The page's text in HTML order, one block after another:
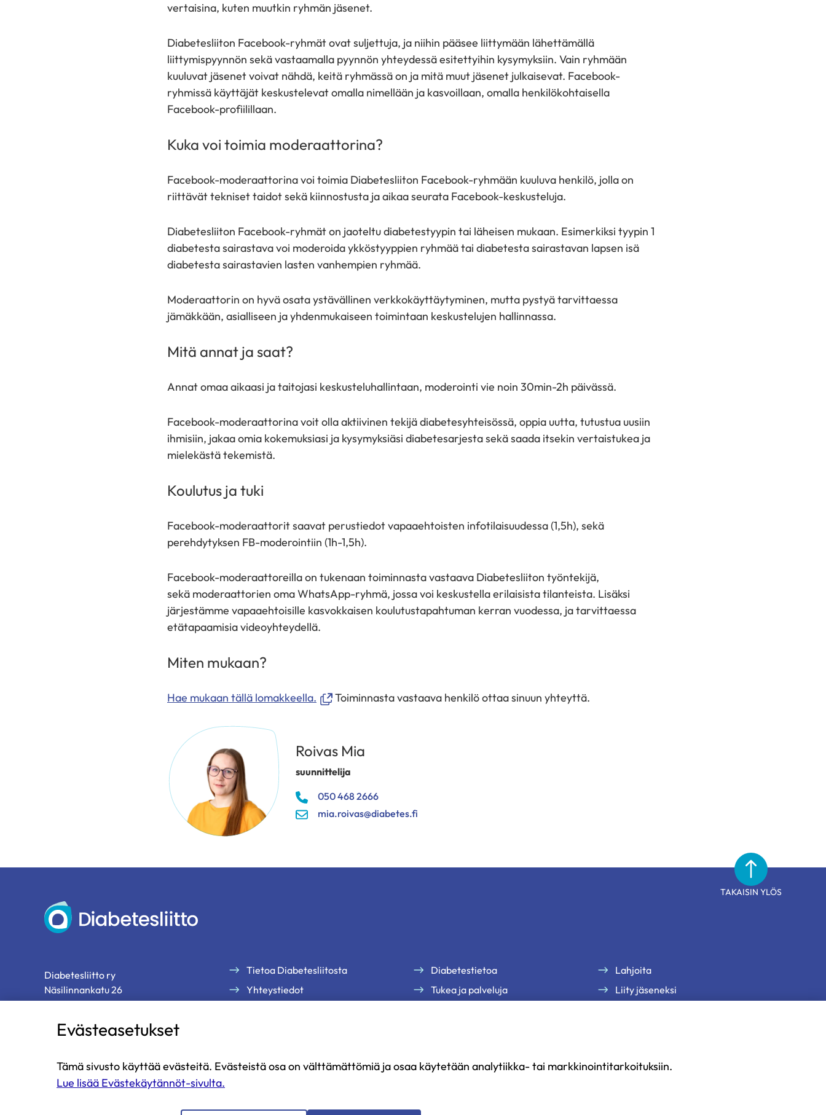
vertaisina, kuten muutkin ryhmän jäsenet.
Diabetesliiton Facebook-ryhmät ovat suljettuja, ja niihin pääsee liittymään lähettämällä
liittymispyynnön sekä vastaamalla pyynnön yhteydessä esitettyihin kysymyksiin. Vain ryhmään
kuuluvat jäsenet voivat nähdä, keitä ryhmässä on ja mitä muut jäsenet julkaisevat. Facebook-
ryhmissä käyttäjät keskustelevat omalla nimellään ja kasvoillaan, omalla henkilökohtaisella
Facebook-profiilillaan.
Kuka voi toimia moderaattorina?
Facebook-moderaattorina voi toimia Diabetesliiton Facebook-ryhmään kuuluva henkilö, jolla on
riittävät tekniset taidot sekä kiinnostusta ja aikaa seurata Facebook-keskusteluja.
Diabetesliiton Facebook-ryhmät on jaoteltu diabetestyypin tai läheisen mukaan. Esimerkiksi tyypin 1
diabetesta sairastava voi moderoida ykköstyyppien ryhmää tai diabetesta sairastavan lapsen isä
diabetesta sairastavien lasten vanhempien ryhmää.
Moderaattorin on hyvä osata ystävällinen verkkokäyttäytyminen, mutta pystyä tarvittaessa
jämäkkään, asialliseen ja yhdenmukaiseen toimintaan keskustelujen hallinnassa.
Mitä annat ja saat?
Annat omaa aikaasi ja taitojasi keskusteluhallintaan, moderointi vie noin 30min-2h päivässä.
Facebook-moderaattorina voit olla aktiivinen tekijä diabetesyhteisössä, oppia uutta, tutustua uusiin
ihmisiin, jakaa omia kokemuksiasi ja kysymyksiäsi diabetesarjesta sekä saada itsekin vertaistukea ja
mielekästä tekemistä.
Koulutus ja tuki
Facebook-moderaattorit saavat perustiedot vapaaehtoisten infotilaisuudessa (1,5h), sekä
perehdytyksen FB-moderointiin (1h-1,5h).
Facebook-moderaattoreilla on tukenaan toiminnasta vastaava Diabetesliiton työntekijä,
sekä moderaattorien oma WhatsApp-ryhmä, jossa voi keskustella erilaisista tilanteista. Lisäksi
järjestämme vapaaehtoisille kasvokkaisen koulutustapahtuman kerran vuodessa, ja tarvittaessa
etätapaamisia videoyhteydellä.
Miten mukaan?
Hae mukaan tällä lomakkeella. (avautuu
siirryt
palveluun)
Toiminnasta vastaava henkilö ottaa sinuun yhteyttä.
Roivas Mia
suunnittelija
050 468 2666
mia.roivas@diabetes.fi
TAKAISIN YLÖS
Diabetesliitto
Diabetesliitto ry
Näsilinnankatu 26
33200 Tampere
p. 03 2860 111 (ma-pe klo 9-13)
Tietoa Diabetesliitosta
Yhteystiedot
Diabetestietoa
Tukea ja palveluja
Yritysyhteistyö ja kumppanuus
Lahjoita
Liity jäseneksi
Evästeasetukset
Tämä sivusto käyttää evästeitä. Evästeistä osa on välttämättömiä ja osaa käytetään analytiikka- tai markkinointitarkoituksiin.
Lue lisää Evästekäytännöt-sivulta.